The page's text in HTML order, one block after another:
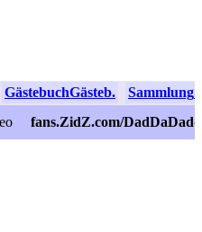
GästebuchGästeb. Sammlung
fans.ZidZ.com/